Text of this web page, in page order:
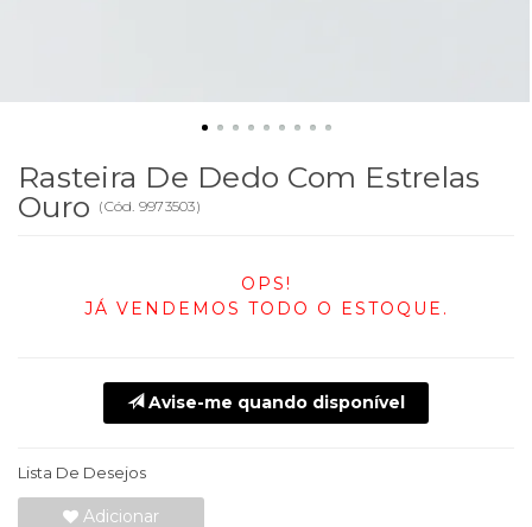
Rasteira De Dedo Com Estrelas
Ouro (Cód. 9973503)
OPS!
JÁ VENDEMOS TODO O ESTOQUE.
Avise-me quando disponível
Lista De Desejos
Adicionar